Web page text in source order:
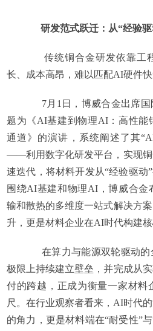
研发范式跃迁：从“经验
传统铜合金研发依靠工
长、成本高昂，难以匹配AI硬件快
7月1日，博威合金出席
题为《AI基建到物理AI：高性能
通道》的演讲，系统阐述了其
——利用数字化研发平台，实现铜
速迭代，将材料开发从“经验驱动
围绕AI基建和物理AI，博威合金
输和散热的多维度一站式解决方
升，更是材料企业在AI时代构建核
在算力与能源双轮驱动
极限上持续建立壁垒，并完成从
付的跨越，正成为衡量一家材料
尺。在行业观察者看来，AI时代
的角力，更是材料端在“耐受性”